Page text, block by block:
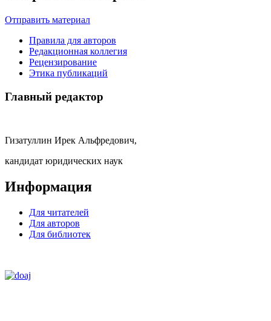
Отправить материал
Правила для авторов
Редакционная коллегия
Рецензирование
Этика публикаций
Главный редактор
Гизатуллин Ирек Альфредович,
кандидат юридических наук
Информация
Для читателей
Для авторов
Для библиотек